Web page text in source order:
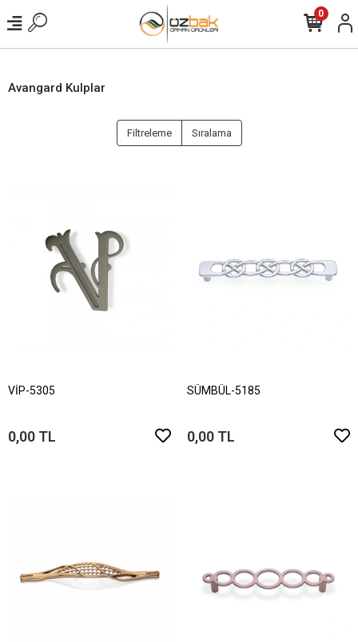
0
Avangard Kulplar
Filtreleme Sıralama
VİP-5305
0,00 TL
SÜMBÜL-5185
0,00 TL